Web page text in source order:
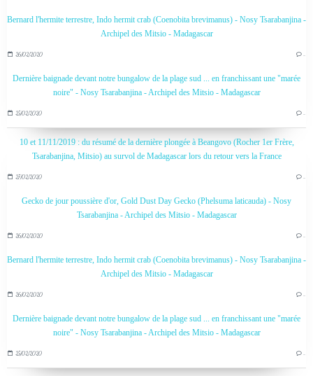
Bernard l'hermite terrestre, Indo hermit crab (Coenobita brevimanus) - Nosy Tsarabanjina -
Archipel des Mitsio - Madagascar
26/02/2020 …
Dernière baignade devant notre bungalow de la plage sud ... en franchissant une "marée
noire" - Nosy Tsarabanjina - Archipel des Mitsio - Madagascar
25/02/2020 …
10 et 11/11/2019 : du résumé de la dernière plongée à Beangovo (Rocher 1er Frère,
Tsarabanjina, Mitsio) au survol de Madagascar lors du retour vers la France
27/02/2020 …
Gecko de jour poussière d'or, Gold Dust Day Gecko (Phelsuma laticauda) - Nosy
Tsarabanjina - Archipel des Mitsio - Madagascar
26/02/2020 …
Bernard l'hermite terrestre, Indo hermit crab (Coenobita brevimanus) - Nosy Tsarabanjina -
Archipel des Mitsio - Madagascar
26/02/2020 …
Dernière baignade devant notre bungalow de la plage sud ... en franchissant une "marée
noire" - Nosy Tsarabanjina - Archipel des Mitsio - Madagascar
25/02/2020 …